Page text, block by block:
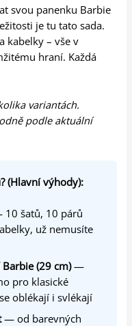
svou panenku Barbie
je tu tato sada.
kabelky – vše v
hraní. Každá
variantách.
podle aktuální
(Hlavní výhody):
šatů, 10 párů
už nemusíte
(29 cm)—
pro klasické
oblékají i svlékají
— od barevných